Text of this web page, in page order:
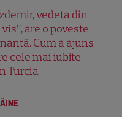
vedeta din
are o poveste
Cum a ajuns
cele mai iubite
Turcia